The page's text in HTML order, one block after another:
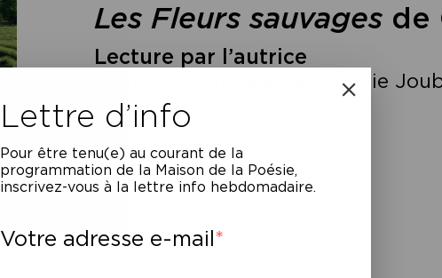
Les Fleurs sauvagesde
Lecture par l’autrice
Rencontre animée par Sophie
Lettre d’info
Pour être tenu(e) au courant de la
programmation de la Maison de la Poésie,
inscrivez-vous à la lettre info hebdomadaire.
Votre adresse e-mail